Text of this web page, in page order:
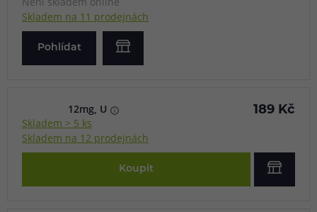
Skladem na 11 prodejnách
Pohlídat
12mg, U
Skladem > 5 ks
Skladem na 12 prodejnách
189 Kč
Koupit